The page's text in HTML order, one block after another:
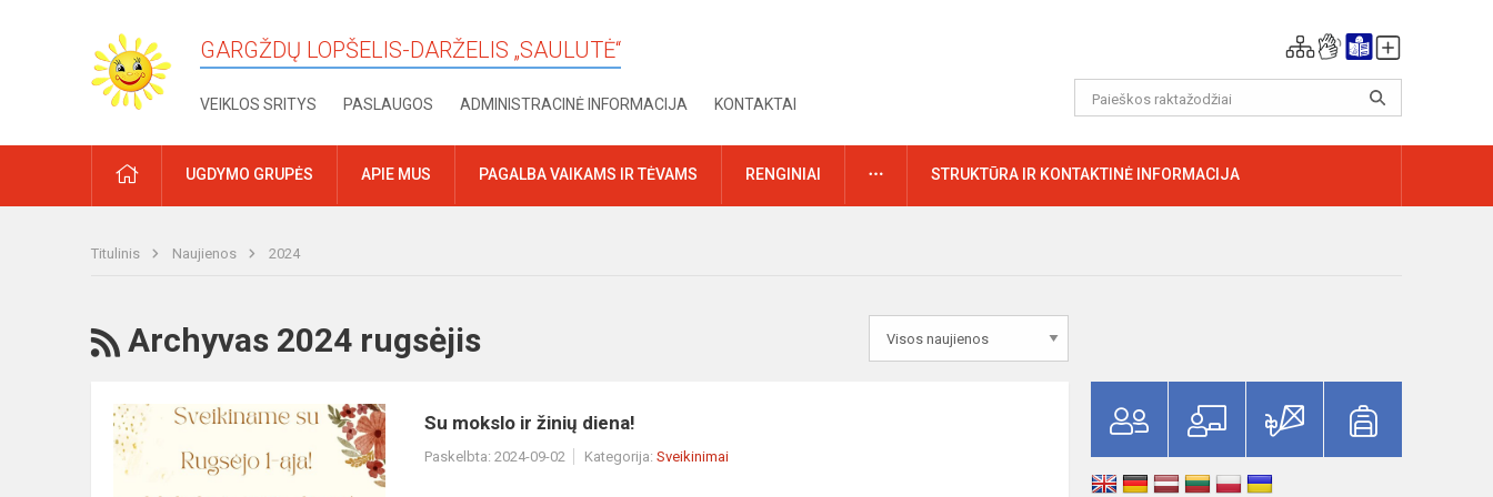
GARGŽDŲ LOPŠELIS-DARŽELIS „SAULUTĖ“
VEIKLOS SRITYS PASLAUGOS ADMINISTRACINĖ INFORMACIJA KONTAKTAI
PRADŽIAUGDYMO GRUPĖS APIE MUS PAGALBA VAIKAMS IR TĖVAMS RENGINIAI DAUGIAUSTRUKTŪRA IR KONTAKTINĖ INFORMACIJA
Titulinis Naujienos 2024
RSS
Archyvas 2024 rugsėjis
Su
mokslo
Su mokslo ir žinių diena!
Paskelbta: 2024-09-02 Kategorija: Sveikinimai